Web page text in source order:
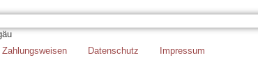
Zahlungsweisen Datenschutz Impressum